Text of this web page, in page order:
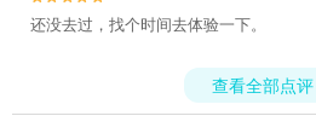
还没去过，找个时间去体验一下。
查看全部点评